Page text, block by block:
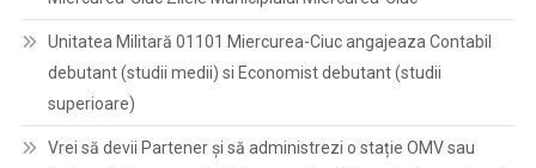
Unitatea Militară 01101 Miercurea-Ciuc angajeaza Contabil
debutant (studii medii) si Economist debutant (studii
superioare)
Vrei să devii Partener și să administrezi o stație OMV sau